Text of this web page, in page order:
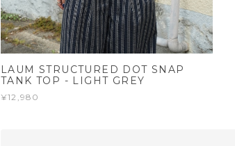
LAUM STRUCTURED DOT SNAP
TANK TOP - LIGHT GREY
¥12,980